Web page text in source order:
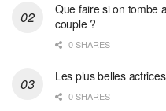
Que faire si on tombe
couple ?
0 SHARES
Les plus belles
0 SHARES